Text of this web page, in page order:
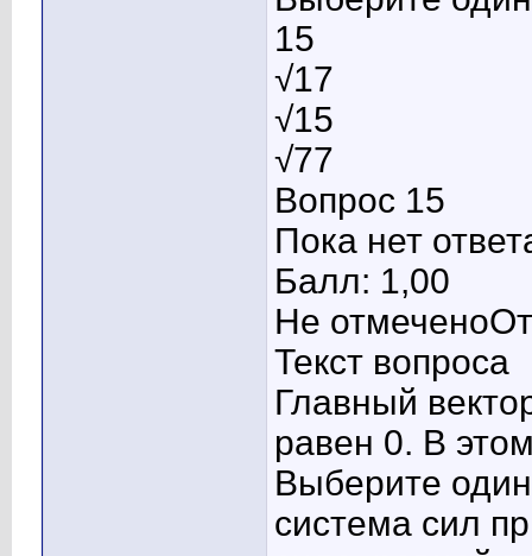
15
√17
√15
√77
Вопрос 15
Пока нет
Балл: 1,00
Не
Текст вопроса
Главный
равен 0. В
Выберите
система сил